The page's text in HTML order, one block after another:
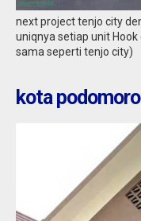
next project tenjo city
uniqnya setiap unit Hook
sama seperti tenjo city)
kota